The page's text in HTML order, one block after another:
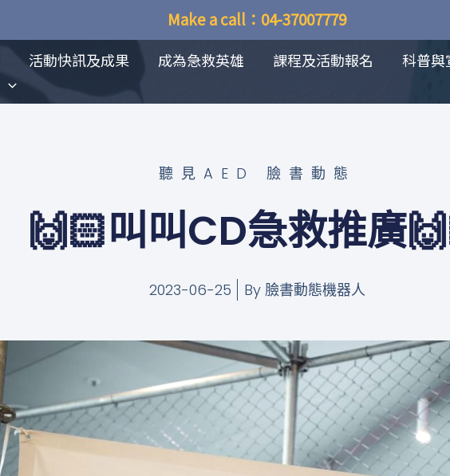
Make a call：04-37007779
活動快訊及成果 成為急救英雄 課程及活動報名 科普與
聽見AED 臉書動態
🙌🏻叫叫CD急救推廣
2023-06-25 By臉書動態機器人